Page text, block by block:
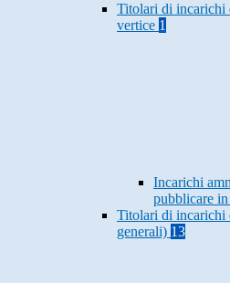
Titolari di incarichi
vertice 1
Incarichi
pubblicare
Titolari di incarichi
generali) 13